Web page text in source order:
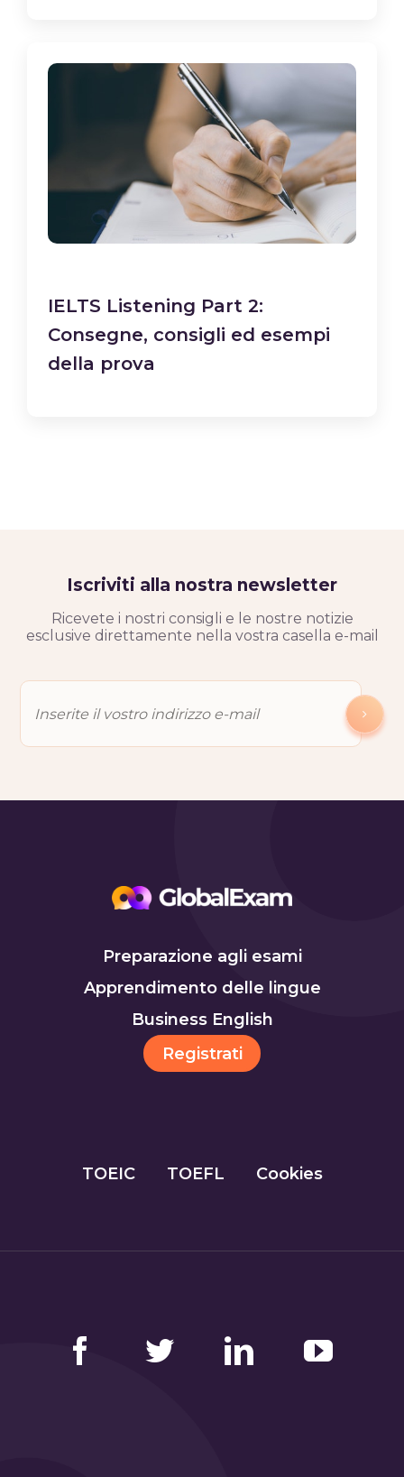
IELTS Listening Part 2:
Consegne, consigli ed esempi
della prova
Iscriviti alla nostra newsletter
Ricevete i nostri consigli e le nostre notizie
esclusive direttamente nella vostra casella e-mail
Preparazione agli esami
Apprendimento delle lingue
Business English
Registrati
TOEIC TOEFL Cookies